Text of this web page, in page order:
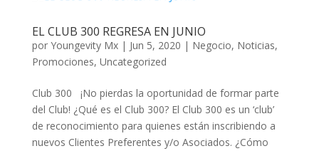
EL CLUB 300 REGRESA EN JUNIO
por Youngevity Mx| Jun 5, 2020 | Negocio, Noticias,
Promociones, Uncategorized
Club 300 ¡No pierdas la oportunidad de formar parte
del Club! ¿Qué es el Club 300? El Club 300 es un ‘club’
de reconocimiento para quienes están inscribiendo a
nuevos Clientes Preferentes y/o Asociados. ¿Cómo